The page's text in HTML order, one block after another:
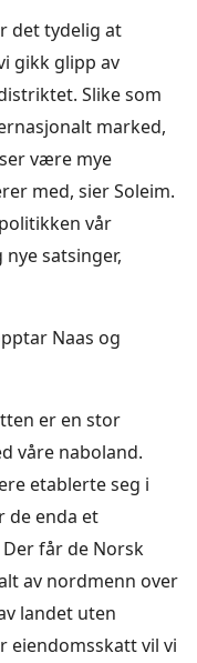
det tydelig at
gikk glipp av
Slike som
marked,
være mye
med, sier Soleim.
vår
satsinger,
Naas og
er en stor
våre naboland.
etablerte seg i
de enda et
får de Norsk
av nordmenn over
landet uten
eiendomsskatt vil vi